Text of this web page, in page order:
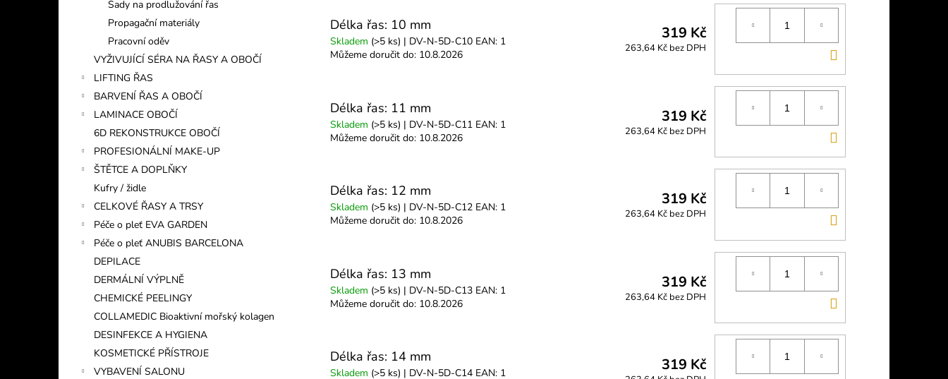
Sady na prodlužování řas
Propagační materiály
Pracovní oděv
VYŽIVUJÍCÍ SÉRA NA ŘASY A OBOČÍ
LIFTING ŘAS
BARVENÍ ŘAS A OBOČÍ
LAMINACE OBOČÍ
6D REKONSTRUKCE OBOČÍ
PROFESIONÁLNÍ MAKE-UP
ŠTĚTCE A DOPLŇKY
Kufry / židle
CELKOVÉ ŘASY A TRSY
Péče o pleť EVA GARDEN
Péče o pleť ANUBIS BARCELONA
DEPILACE
DERMÁLNÍ VÝPLNĚ
CHEMICKÉ PEELINGY
COLLAMEDIC Bioaktivní mořský kolagen
DESINFEKCE A HYGIENA
KOSMETICKÉ PŘÍSTROJE
VYBAVENÍ SALONU
Délka řas: 10 mm
Skladem (>5 ks) | DV-N-5D-C10 EAN: 1
Můžeme doručit do: 10.8.2026
319 Kč
263,64 Kč bez DPH
KOŠÍKU
Délka řas: 11 mm
Skladem (>5 ks) | DV-N-5D-C11 EAN: 1
Můžeme doručit do: 10.8.2026
319 Kč
263,64 Kč bez DPH
KOŠÍKU
Délka řas: 12 mm
Skladem (>5 ks) | DV-N-5D-C12 EAN: 1
Můžeme doručit do: 10.8.2026
319 Kč
263,64 Kč bez DPH
KOŠÍKU
Délka řas: 13 mm
Skladem (>5 ks) | DV-N-5D-C13 EAN: 1
Můžeme doručit do: 10.8.2026
319 Kč
263,64 Kč bez DPH
KOŠÍKU
Délka řas: 14 mm
Skladem (>5 ks) | DV-N-5D-C14 EAN: 1
319 Kč